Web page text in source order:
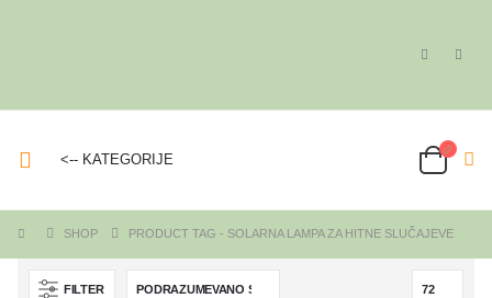
<-- KATEGORIJE
SHOP PRODUCT TAG - SOLARNA LAMPA ZA HITNE SLUČAJEVE
FILTER